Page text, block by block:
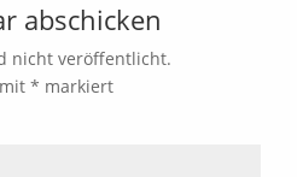
abschicken
nicht veröffentlicht.
* markiert